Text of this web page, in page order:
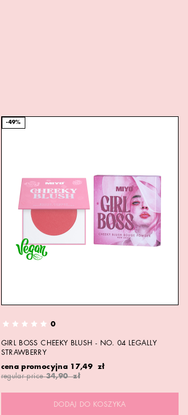
-49%
0
GIRL BOSS CHEEKY BLUSH - NO. 04 LEGALLY
STRAWBERRY
cena promocyjna 17,49 zł
regular price 34,90 zł
DODAJ DO KOSZYKA